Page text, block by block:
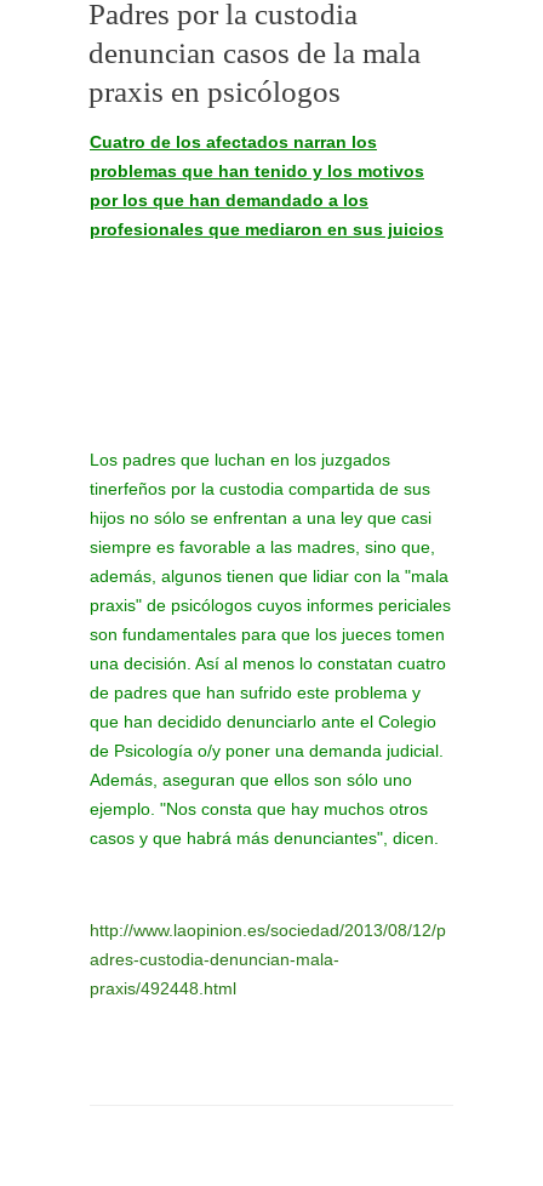
Padres por la custodia
denuncian casos de la mala
praxis en psicólogos
Cuatro de los afectados narran los
problemas que han tenido y los motivos
por los que han demandado a los
profesionales que mediaron en sus juicios
Los padres que luchan en los juzgados
tinerfeños por la custodia compartida de sus
hijos no sólo se enfrentan a una ley que casi
siempre es favorable a las madres, sino que,
además, algunos tienen que lidiar con la "mala
praxis" de psicólogos cuyos informes periciales
son fundamentales para que los jueces tomen
una decisión. Así al menos lo constatan cuatro
de padres que han sufrido este problema y
que han decidido denunciarlo ante el Colegio
de Psicología o/y poner una demanda judicial.
Además, aseguran que ellos son sólo uno
ejemplo. "Nos consta que hay muchos otros
casos y que habrá más denunciantes", dicen.
http://www.laopinion.es/sociedad/2013/08/12/p
adres-custodia-denuncian-mala-
praxis/492448.html